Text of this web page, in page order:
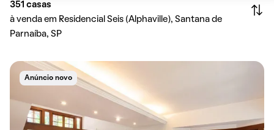
351 casas
à venda em Residencial Seis (Alphaville), Santana de
Parnaíba, SP
Anúncio novo